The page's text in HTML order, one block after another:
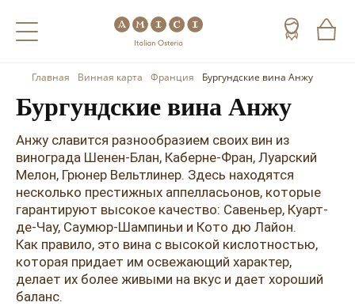
Назад
Холодные напитки
Чай
Кофе
Назад
Вино
Шампанское
Игристое вино
Портвейн
Херес
Красные вина
Назад
Виски
Коньяк
Арманьяк
Текила
Мескаль
Кальвадос
Главная Винная карта Франция Бургундские вина Анжу
Бургундские вина Анжу
Анжу славится разнообразием своих вин из
винограда Шенен-Блан, Каберне-Фран, Луарский
Мелон, Грюнер Вельтлинер. Здесь находятся
несколько престижных аппелласьонов, которые
гарантируют высокое качество: Савеньер, Куарт-
де-Чау, Саумюр-Шампиньи и Кото дю Лайон.
Как правило, это вина с высокой кислотностью,
которая придает им освежающий характер,
делает их более живыми на вкус и дает хороший
баланс.